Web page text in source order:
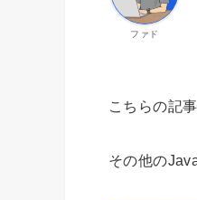
ファド
こちらの記
その他の